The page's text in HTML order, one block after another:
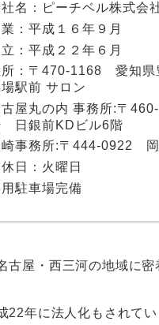
名：ピーチベル株式会
：平成１６年９月
：平成２２年６月
所：〒470-1168 愛知県
駅前 サロン
屋丸の内 事務所:〒
日銀前KDビル6階
崎事務所:〒444-0922
日：火曜日
駐車場完備
古屋・西三河の地域に
22年に法人化もされて